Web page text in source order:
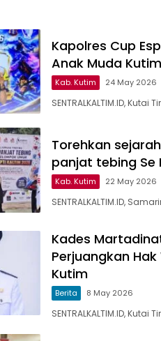
Kapolres Cup
Anak Muda
Kab. Kutim 24 May 2026
SENTRALKALTIM.ID,
Torehkan
panjat tebing Se
Kab. Kutim 22 May 2026
SENTRALKALTIM.ID,
Kades
Perjuangkan
Kutim
Berita 8 May 2026
SENTRALKALTIM.ID,